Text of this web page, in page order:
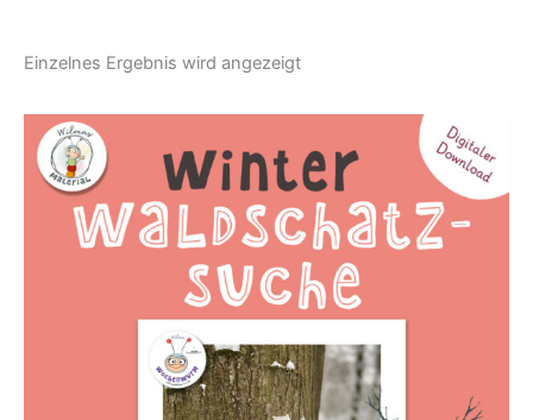
Einzelnes Ergebnis wird angezeigt